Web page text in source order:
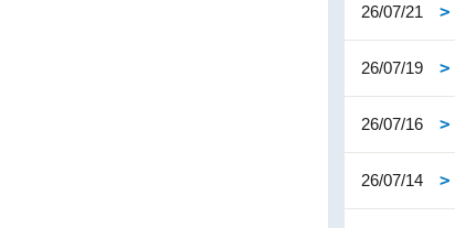
26/07/21
26/07/19
26/07/16
26/07/14